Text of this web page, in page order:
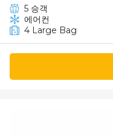
5 승객
에어컨
4 Large Bag